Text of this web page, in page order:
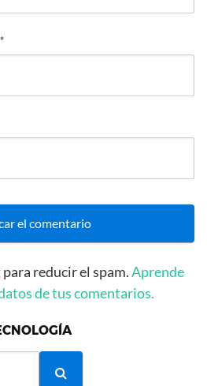
*
reducir el spam.Aprende
de tus comentarios.